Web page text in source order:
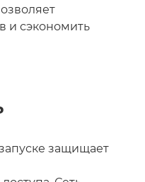
и сэкономить
защищает